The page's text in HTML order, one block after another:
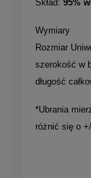
Skład: 95%
Wymiary
Rozmiar
szerokość w
długość
*Ubrania
różnić się o